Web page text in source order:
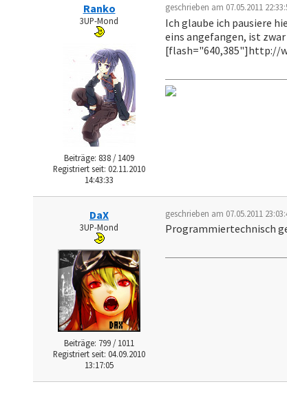
Ranko
3UP-Mond
Beiträge: 838 / 1409
Registriert seit: 02.11.2010
14:43:33
geschrieben am 07.05.2011
Ich glaube ich pausiere
eins angefangen, ist
[flash="640,385"]http://
DaX
3UP-Mond
Beiträge: 799 / 1011
Registriert seit: 04.09.2010
13:17:05
geschrieben am 07.05.2011
Programmiertechnisch